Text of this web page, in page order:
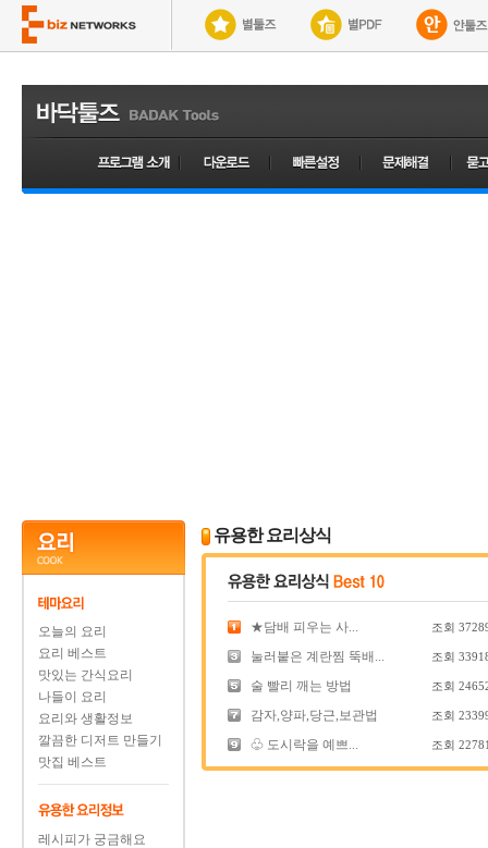
오늘의 요리
요리 베스트
맛있는 간식요리
나들이 요리
요리와 생활정보
깔끔한 디저트 만들기
맛집 베스트
레시피가 궁금해요
유용한 요리상식
★담배 피우는 사... 조회
눌러붙은 계란찜 뚝배... 조회
술 빨리 깨는 방법 조회
감자,양파,당근,보관법 조회
♧ 도시락을 예쁘... 조회